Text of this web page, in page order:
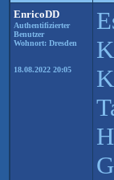
EnricoDD
Authentifizierter
Benutzer
Wohnort: Dresden
18.08.2022 20:05